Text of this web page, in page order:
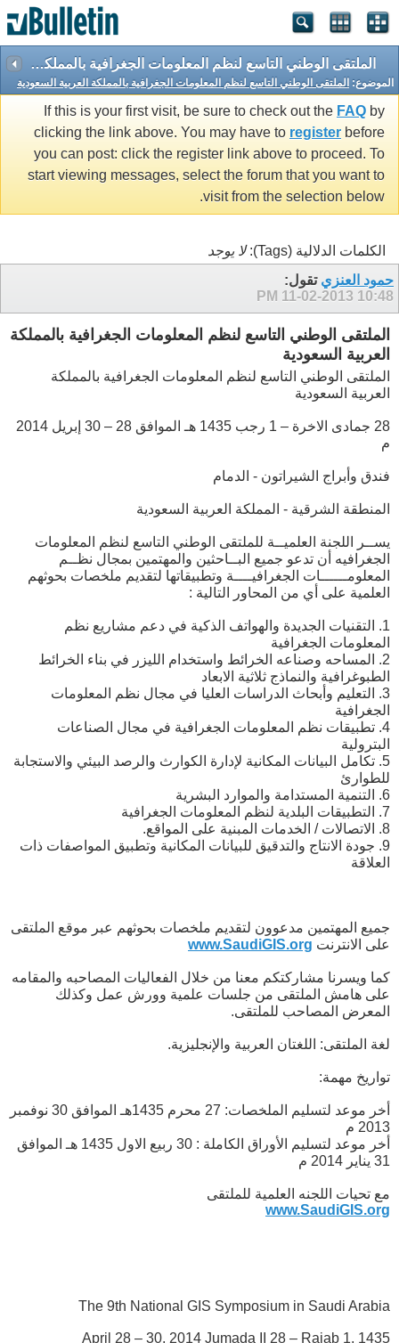
الملتقى الوطني التاسع لنظم المعلومات الجغرافية بالمملكة العربية السعودية
الموضوع: الملتقى الوطني التاسع لنظم المعلومات الجغرافية بالمملكة العربية السعودية
If this is your first visit, be sure to check out the FAQ by
clicking the link above. You may have to register before
you can post: click the register link above to proceed. To
start viewing messages, select the forum that you want to
visit from the selection below.
الكلمات الدلالية (Tags):
لا يوجد
حمود العنزي تقول:
11-02-2013 10:48 PM
الملتقى الوطني التاسع لنظم المعلومات الجغرافية بالمملكة
العربية السعودية
الملتقى الوطني التاسع لنظم المعلومات الجغرافية بالمملكة
العربية السعودية
28 جمادى الاخرة – 1 رجب 1435 هـ الموافق 28 – 30 إبريل 2014
م
فندق وأبراج الشيراتون - الدمام
المنطقة الشرقية - المملكة العربية السعودية
يســر اللجنة العلميــة للملتقى الوطني التاسع لنظم المعلومات
الجغرافيه أن تدعو جميع البــاحثين والمهتمين بمجال نظــم
المعلومــــــات الجغرافيــــة وتطبيقاتها لتقديم ملخصات بحوثهم
العلمية على أي من المحاور التالية :
1. التقنيات الجديدة والهواتف الذكية في دعم مشاريع نظم
المعلومات الجغرافية
2. المساحه وصناعه الخرائط واستخدام الليزر في بناء الخرائط
الطبوغرافية والنماذج ثلاثية الابعاد
3. التعليم وأبحاث الدراسات العليا في مجال نظم المعلومات
الجغرافية
4. تطبيقات نظم المعلومات الجغرافية في مجال الصناعات
البترولية
5. تكامل البيانات المكانية لإدارة الكوارث والرصد البيئي والاستجابة
للطوارئ
6. التنمية المستدامة والموارد البشرية
7. التطبيقات البلدية لنظم المعلومات الجغرافية
8. الاتصالات / الخدمات المبنية على المواقع.
9. جودة الانتاج والتدقيق للبيانات المكانية وتطبيق المواصفات ذات
العلاقة
جميع المهتمين مدعوون لتقديم ملخصات بحوثهم عبر موقع الملتقى
على الانترنت www.SaudiGIS.org
كما ويسرنا مشاركتكم معنا من خلال الفعاليات المصاحبه والمقامه
على هامش الملتقى من جلسات علمية وورش عمل وكذلك
المعرض المصاحب للملتقى.
لغة الملتقى: اللغتان العربية والإنجليزية.
تواريخ مهمة:
أخر موعد لتسليم الملخصات: 27 محرم 1435هـ الموافق 30 نوفمبر
2013 م
أخر موعد لتسليم الأوراق الكاملة : 30 ربيع الاول 1435 هـ الموافق
31 يناير 2014 م
مع تحيات اللجنه العلمية للملتقى
www.SaudiGIS.org
The 9th National GIS Symposium in Saudi Arabia
April 28 – 30, 2014 Jumada II 28 – Rajab 1, 1435